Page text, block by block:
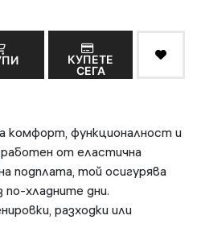
КУПЕТЕ
СЕГА
комфорт, функционалност и
от еластична
подплата, той осигурява
хладните дни.
разходки или